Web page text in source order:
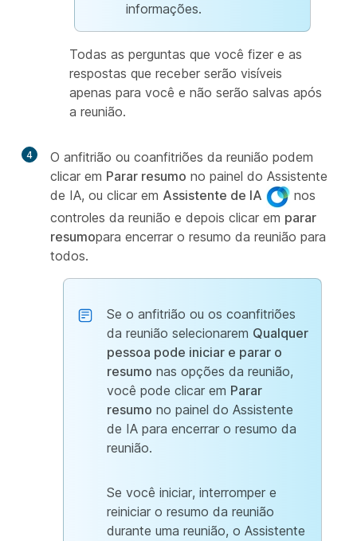
informações.
Todas as perguntas que você fizer e as
respostas que receber serão visíveis
apenas para você e não serão salvas após
a reunião.
4
O anfitrião ou coanfitriões da reunião podem
clicar em Parar resumo no painel do Assistente
de IA, ou clicar em Assistente de IA
nos
controles da reunião e depois clicar em parar
resumopara encerrar o resumo da reunião para
todos.
Se o anfitrião ou os coanfitriões
da reunião selecionarem Qualquer
pessoa pode iniciar e parar o
resumo nas opções da reunião,
você pode clicar em Parar
resumo no painel do Assistente
de IA para encerrar o resumo da
reunião.
Se você iniciar, interromper e
reiniciar o resumo da reunião
durante uma reunião, o Assistente